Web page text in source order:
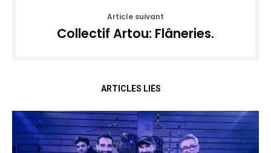
Article suivant
Collectif Artou: Flâneries.
ARTICLES LIÉS